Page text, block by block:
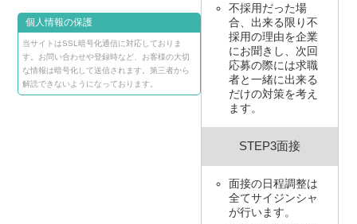
不採用だった場
合、出来る限り不
採用の理由を企業
にお聞きし、次回
応募の際には求職
者と一緒に出来る
だけの対策を考え
ます。
STEP3面接
面接の日程調整は
全てサイジンシャ
が行います。
個人情報の保護
当サイトはSSL暗号化通信に対応しておりま
す。お問い合わせや登録時など、お客様の大切
な情報は暗号化して送信されます。第三者から
解読できないようになっております。